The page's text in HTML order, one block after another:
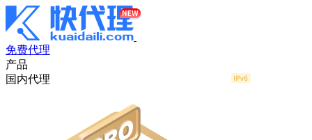
免费代理
产品
国内代理